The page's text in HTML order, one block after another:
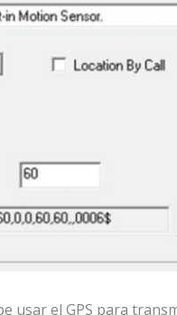
usar el GPS para